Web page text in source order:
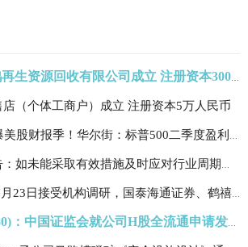
每日时讯!河北循鸿再生资源回收有限公司成立 注册资本300万人民币
（个体工商户）成立 注册资本5万人民币
新资讯：AI将引爆美股财报季！华尔街：标普500二季度盈利有望飙升22%
美埃科技最新公告：如未能采取有效措施及时应对行业周期等影响将面临经营业绩波动的风险|今日讯
播报:皓元医药：6月23日接受机构调研，国泰海通证券、鹤禧基金等多家机构参与
旺山旺水-B(02630)：中国证监会就公司H股全流通申请发出备案通知书 今日热闻